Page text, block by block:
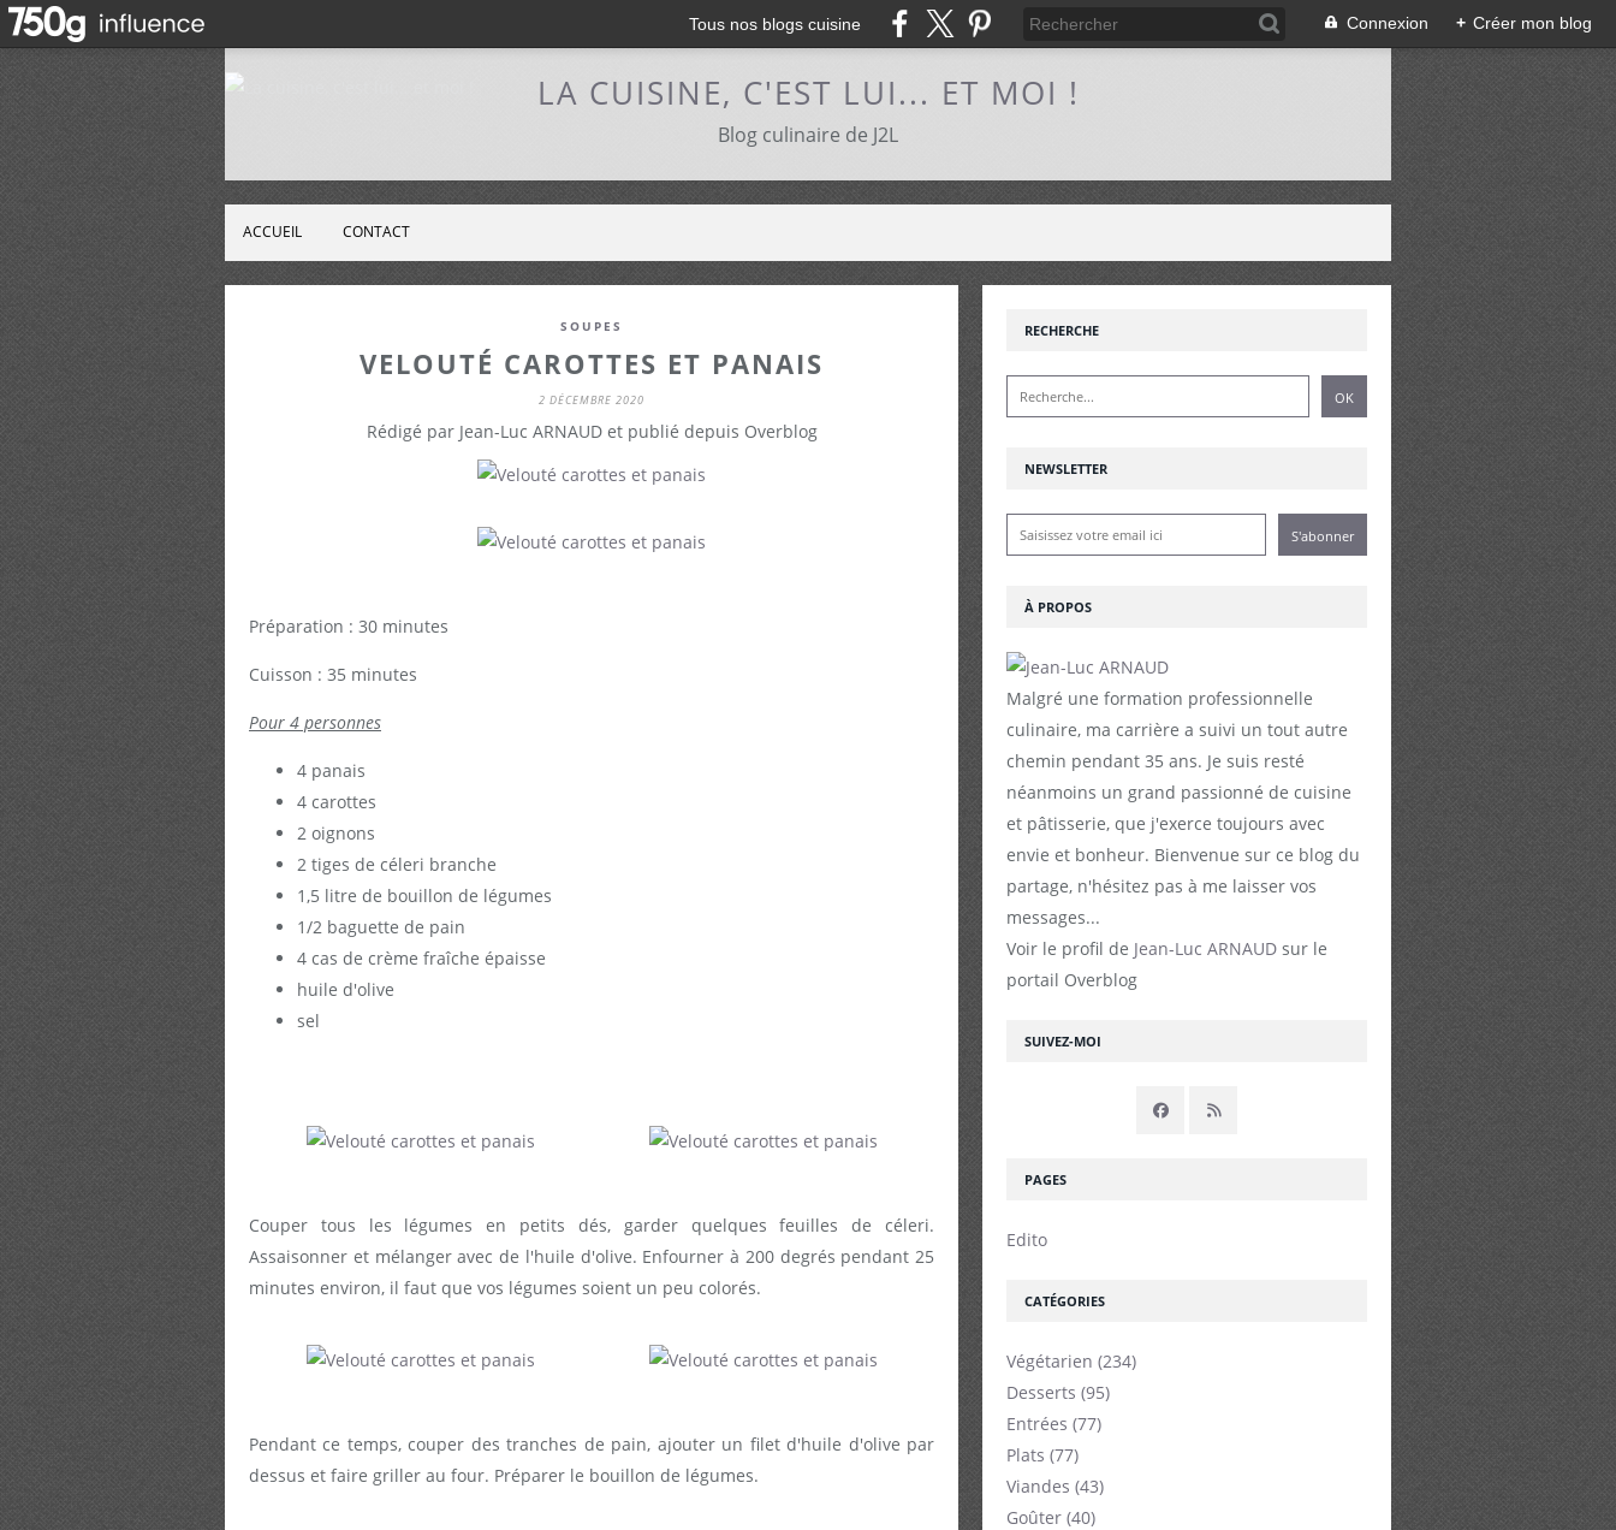
Tous nos blogs cuisine Connexion + Créer mon blog
LA CUISINE, C'EST LUI... ET MOI !
Blog culinaire de J2L
ACCUEIL CONTACT
SOUPES
VELOUTÉ CAROTTES ET PANAIS
2 DÉCEMBRE 2020
Rédigé par Jean-Luc ARNAUD et publié depuis Overblog
Préparation : 30 minutes
Cuisson : 35 minutes
Pour 4 personnes
4 panais
4 carottes
2 oignons
2 tiges de céleri branche
1,5 litre de bouillon de légumes
1/2 baguette de pain
4 cas de crème fraîche épaisse
huile d'olive
sel
Couper tous les légumes en petits dés, garder quelques feuilles de céleri.
Assaisonner et mélanger avec de l'huile d'olive. Enfourner à 200 degrés pendant 25
minutes environ, il faut que vos légumes soient un peu colorés.
Pendant ce temps, couper des tranches de pain, ajouter un filet d'huile d'olive par
dessus et faire griller au four. Préparer le bouillon de légumes.
NEWSLETTER
SUIVEZ-MOI
RECHERCHE
À PROPOS
Malgré une formation professionnelle
culinaire, ma carrière a suivi un tout autre
chemin pendant 35 ans. Je suis resté
néanmoins un grand passionné de cuisine
et pâtisserie, que j'exerce toujours avec
envie et bonheur. Bienvenue sur ce blog du
partage, n'hésitez pas à me laisser vos
messages...
Voir le profil de Jean-Luc ARNAUD sur le
portail Overblog
PAGES
Edito
CATÉGORIES
Végétarien (234)
Desserts (95)
Entrées (77)
Plats (77)
Viandes (43)
Goûter (40)